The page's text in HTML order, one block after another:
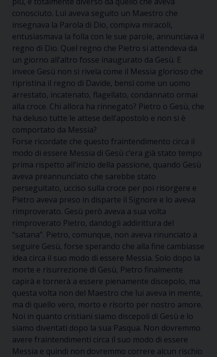
conosciuto. Lui aveva seguito un Maestro che
insegnava la Parola di Dio, compiva miracoli,
entusiasmava la folla con le sue parole, annunciava il
regno di Dio. Quel regno che Pietro si attendeva da
un giorno all’altro fosse inaugurato da Gesù. E
invece Gesù non si rivela come il Messia glorioso che
ripristina il regno di Davide, bensì come un uomo
arrestato, incatenato, flagellato, condannato ormai
alla croce. Chi allora ha rinnegato? Pietro o Gesù, che
ha deluso tutte le attese dell’apostolo e non si è
comportato da Messia?
Forse ricordate che questo fraintendimento circa il
modo di essere Messia di Gesù c’era già stato tempo
prima rispetto all’inizio della passione, quando Gesù
aveva preannunciato che sarebbe stato
perseguitato, ucciso sulla croce per poi risorgere e
Pietro aveva preso in disparte il Signore e lo aveva
rimproverato. Gesù però aveva a sua volta
rimproverato Pietro, dandogli addirittura del
“satana”. Pietro, comunque, non aveva rinunciato a
seguire Gesù, forse sperando che alla fine cambiasse
idea circa il suo modo di essere Messia. Solo dopo la
morte e risurrezione di Gesù, Pietro finalmente
capirà e tornerà a essere pienamente discepolo, ma
questa volta non del Maestro che lui aveva in mente,
ma di quello vero, morto e risorto per nostro amore.
Noi in quanto cristiani siamo discepoli di Gesù e lo
siamo diventati dopo la sua Pasqua. Non dovremmo
avere fraintendimenti circa il suo modo di essere
Messia e quindi non dovremmo correre alcun rischio